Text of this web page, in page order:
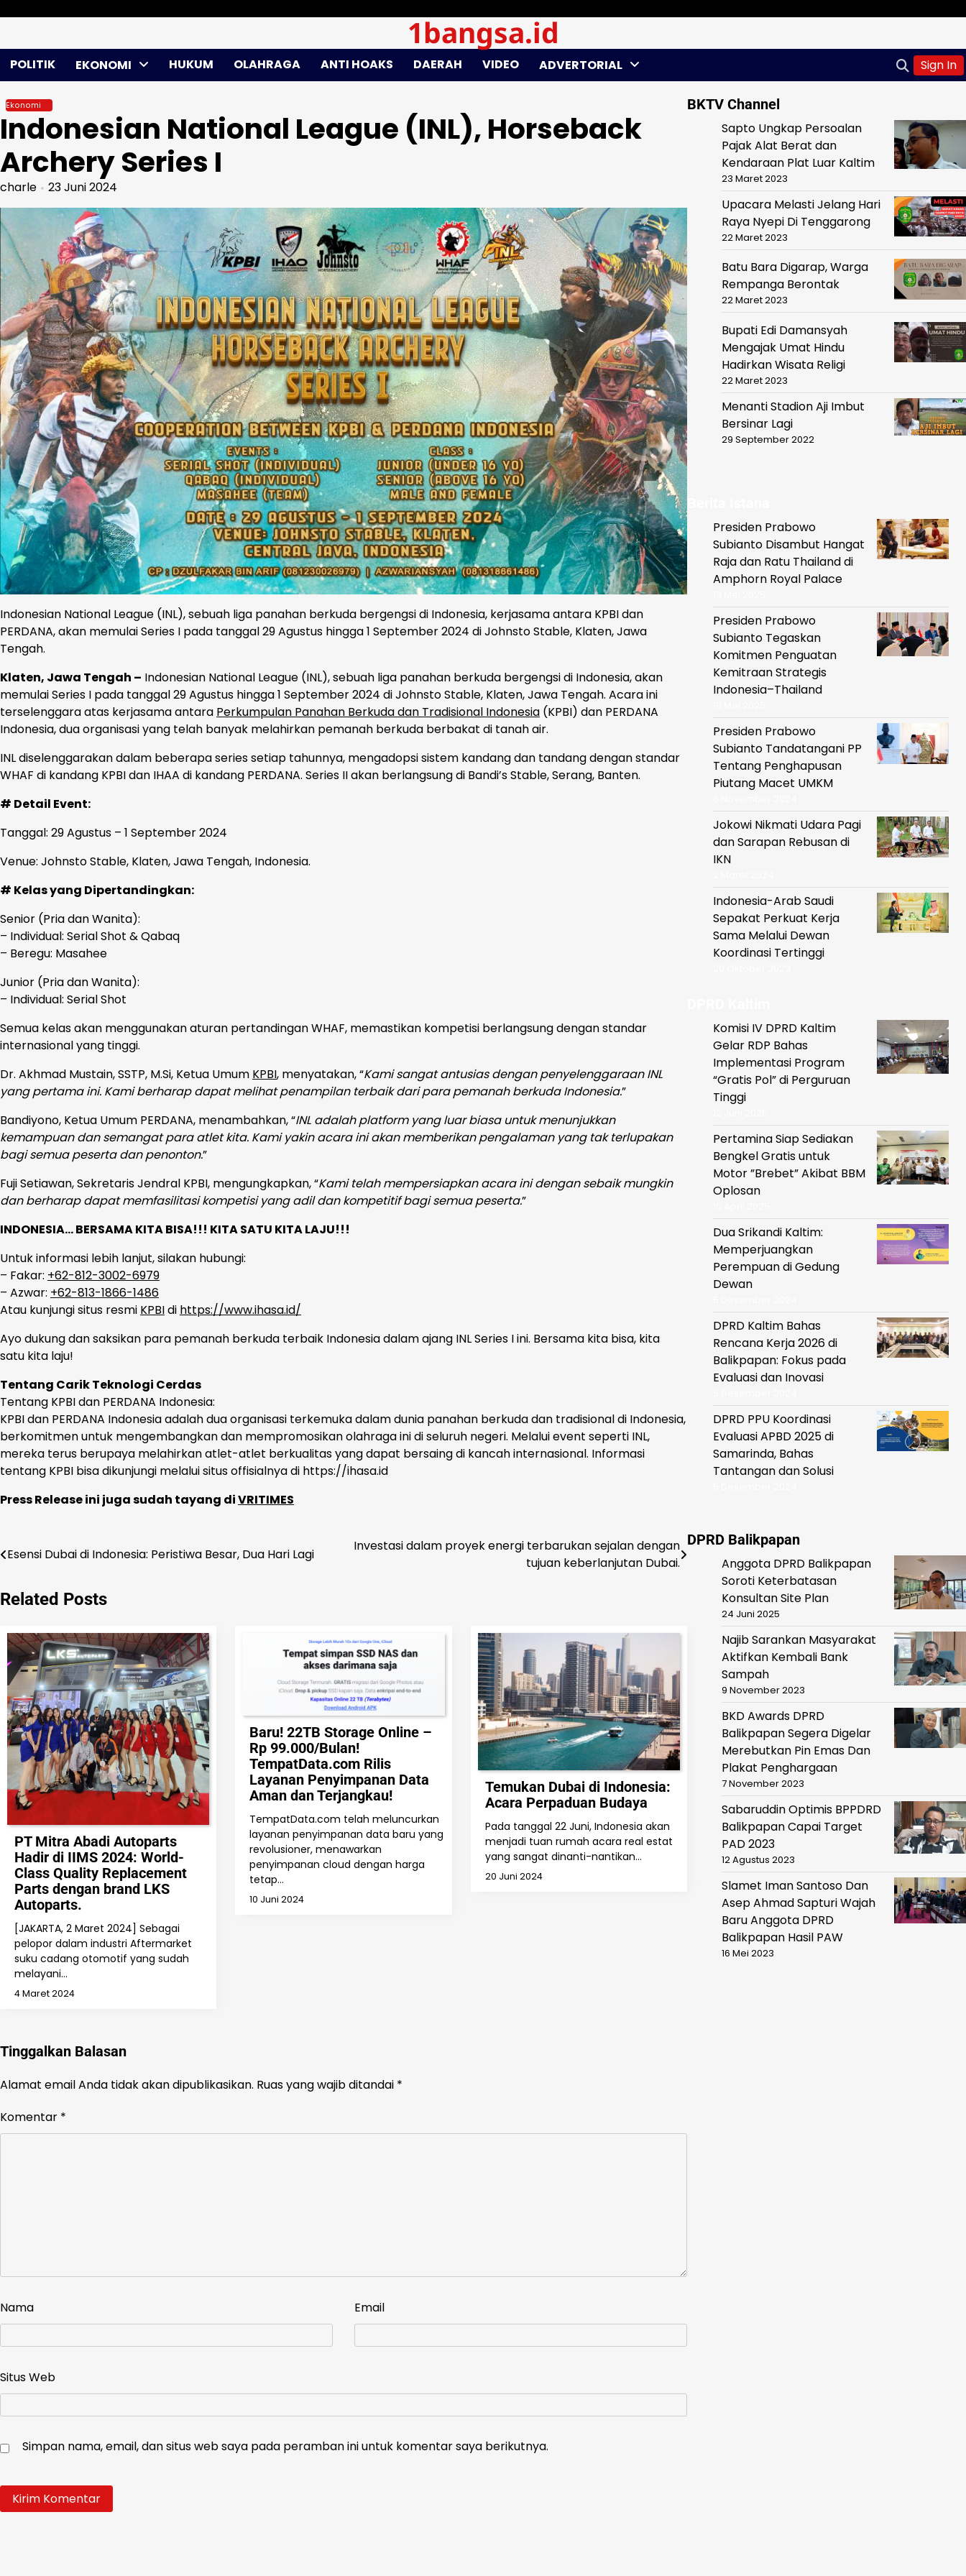
1bangsa.id
POLITIK EKONOMI HUKUM OLAHRAGA ANTI HOAKS DAERAH VIDEO ADVERTORIAL Sign In
Ekonomi
Indonesian National League (INL), Horseback
Archery Series I
charle 23 Juni 2024
Indonesian National League (INL), sebuah liga panahan berkuda bergengsi di Indonesia, kerjasama antara KPBI dan
PERDANA, akan memulai Series I pada tanggal 29 Agustus hingga 1 September 2024 di Johnsto Stable, Klaten, Jawa
Tengah.
Klaten, Jawa Tengah – Indonesian National League (INL), sebuah liga panahan berkuda bergengsi di Indonesia, akan
memulai Series I pada tanggal 29 Agustus hingga 1 September 2024 di Johnsto Stable, Klaten, Jawa Tengah. Acara ini
terselenggara atas kerjasama antara Perkumpulan Panahan Berkuda dan Tradisional Indonesia (KPBI) dan PERDANA
Indonesia, dua organisasi yang telah banyak melahirkan pemanah berkuda berbakat di tanah air.
INL diselenggarakan dalam beberapa series setiap tahunnya, mengadopsi sistem kandang dan tandang dengan standar
WHAF di kandang KPBI dan IHAA di kandang PERDANA. Series II akan berlangsung di Bandi’s Stable, Serang, Banten.
# Detail Event:
Tanggal: 29 Agustus – 1 September 2024
Venue: Johnsto Stable, Klaten, Jawa Tengah, Indonesia.
# Kelas yang Dipertandingkan:
Senior (Pria dan Wanita):
– Individual: Serial Shot & Qabaq
– Beregu: Masahee
Junior (Pria dan Wanita):
– Individual: Serial Shot
Semua kelas akan menggunakan aturan pertandingan WHAF, memastikan kompetisi berlangsung dengan standar
internasional yang tinggi.
Dr. Akhmad Mustain, SSTP, M.Si, Ketua Umum KPBI, menyatakan, “Kami sangat antusias dengan penyelenggaraan INL
yang pertama ini. Kami berharap dapat melihat penampilan terbaik dari para pemanah berkuda Indonesia.”
Bandiyono, Ketua Umum PERDANA, menambahkan, “INL adalah platform yang luar biasa untuk menunjukkan
kemampuan dan semangat para atlet kita. Kami yakin acara ini akan memberikan pengalaman yang tak terlupakan
bagi semua peserta dan penonton.”
Fuji Setiawan, Sekretaris Jendral KPBI, mengungkapkan, “Kami telah mempersiapkan acara ini dengan sebaik mungkin
dan berharap dapat memfasilitasi kompetisi yang adil dan kompetitif bagi semua peserta.”
INDONESIA… BERSAMA KITA BISA!!! KITA SATU KITA LAJU!!!
Untuk informasi lebih lanjut, silakan hubungi:
– Fakar: +62-812-3002-6979
– Azwar: +62-813-1866-1486
Atau kunjungi situs resmi KPBIdi https://www.ihasa.id/
Ayo dukung dan saksikan para pemanah berkuda terbaik Indonesia dalam ajang INL Series I ini. Bersama kita bisa, kita
satu kita laju!
Tentang Carik Teknologi Cerdas
Tentang KPBI dan PERDANA Indonesia:
KPBI dan PERDANA Indonesia adalah dua organisasi terkemuka dalam dunia panahan berkuda dan tradisional di Indonesia,
berkomitmen untuk mengembangkan dan mempromosikan olahraga ini di seluruh negeri. Melalui event seperti INL,
mereka terus berupaya melahirkan atlet-atlet berkualitas yang dapat bersaing di kancah internasional. Informasi
tentang KPBI bisa dikunjungi melalui situs offisialnya di https://ihasa.id
Press Release ini juga sudah tayang diVRITIMES
Navigasi
Esensi Dubai di Indonesia: Peristiwa Besar, Dua Hari Lagi
Investasi dalam proyek energi terbarukan sejalan dengan
tujuan keberlanjutan Dubai.
Related Posts
PT Mitra Abadi Autoparts
Hadir di IIMS 2024: World-
Class Quality Replacement
Parts dengan brand LKS
Autoparts.
[JAKARTA, 2 Maret 2024] Sebagai
pelopor dalam industri Aftermarket
suku cadang otomotif yang sudah
melayani…
4 Maret 2024
Baru! 22TB Storage Online –
Rp 99.000/Bulan!
TempatData.com Rilis
Layanan Penyimpanan Data
Aman dan Terjangkau!
TempatData.com telah meluncurkan
layanan penyimpanan data baru yang
revolusioner, menawarkan
penyimpanan cloud dengan harga
tetap…
10 Juni 2024
Temukan Dubai di Indonesia:
Acara Perpaduan Budaya
Pada tanggal 22 Juni, Indonesia akan
menjadi tuan rumah acara real estat
yang sangat dinanti-nantikan…
20 Juni 2024
Tinggalkan Balasan
Alamat email Anda tidak akan dipublikasikan. Ruas yang wajib ditandai *
Komentar *
Nama Email
Situs Web
Simpan nama, email, dan situs web saya pada peramban ini untuk komentar saya berikutnya.
BKTV Channel
Sapto Ungkap Persoalan
Pajak Alat Berat dan
Kendaraan Plat Luar Kaltim
23 Maret 2023
Upacara Melasti Jelang Hari
Raya Nyepi Di Tenggarong
22 Maret 2023
Batu Bara Digarap, Warga
Rempanga Berontak
22 Maret 2023
Bupati Edi Damansyah
Mengajak Umat Hindu
Hadirkan Wisata Religi
22 Maret 2023
Menanti Stadion Aji Imbut
Bersinar Lagi
29 September 2022
Berita Istana
Presiden Prabowo
Subianto Disambut Hangat
Raja dan Ratu Thailand di
Amphorn Royal Palace
Presiden Prabowo
Subianto Tegaskan
Komitmen Penguatan
Kemitraan Strategis
Indonesia–Thailand
Presiden Prabowo
Subianto Tandatangani PP
Tentang Penghapusan
Piutang Macet UMKM
Jokowi Nikmati Udara Pagi
dan Sarapan Rebusan di
IKN
Indonesia-Arab Saudi
Sepakat Perkuat Kerja
Sama Melalui Dewan
Koordinasi Tertinggi
Komisi IV DPRD Kaltim
Gelar RDP Bahas
Implementasi Program
“Gratis Pol” di Perguruan
Tinggi
Pertamina Siap Sediakan
Bengkel Gratis untuk
Motor ”Brebet” Akibat BBM
Oplosan
Dua Srikandi Kaltim:
Memperjuangkan
Perempuan di Gedung
Dewan
DPRD Kaltim Bahas
Rencana Kerja 2026 di
Balikpapan: Fokus pada
Evaluasi dan Inovasi
DPRD PPU Koordinasi
Evaluasi APBD 2025 di
Samarinda, Bahas
Tantangan dan Solusi
DPRD Balikpapan
Anggota DPRD Balikpapan
Soroti Keterbatasan
Konsultan Site Plan
24 Juni 2025
Najib Sarankan Masyarakat
Aktifkan Kembali Bank
Sampah
9 November 2023
BKD Awards DPRD
Balikpapan Segera Digelar
Merebutkan Pin Emas Dan
Plakat Penghargaan
7 November 2023
Sabaruddin Optimis BPPDRD
Balikpapan Capai Target
PAD 2023
12 Agustus 2023
Slamet Iman Santoso Dan
Asep Ahmad Sapturi Wajah
Baru Anggota DPRD
Balikpapan Hasil PAW
16 Mei 2023